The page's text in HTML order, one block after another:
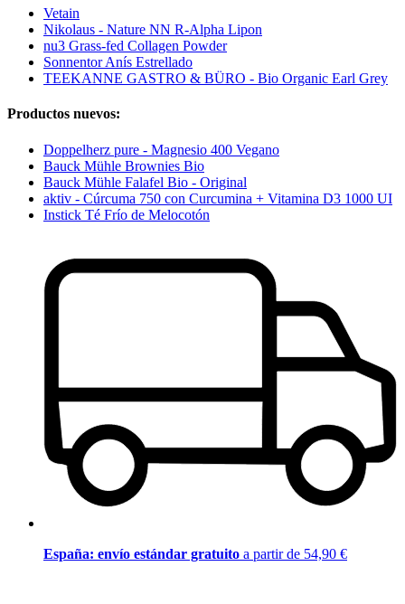
Vetain
Nikolaus - Nature NN R-Alpha Lipon
nu3 Grass-fed Collagen Powder
Sonnentor Anís Estrellado
TEEKANNE GASTRO & BÜRO - Bio Organic Earl Grey
Productos nuevos:
Doppelherz pure - Magnesio 400 Vegano
Bauck Mühle Brownies Bio
Bauck Mühle Falafel Bio - Original
aktiv - Cúrcuma 750 con Curcumina + Vitamina D3 1000 UI
Instick Té Frío de Melocotón
España: envío estándar gratuito a partir de 54,90 €